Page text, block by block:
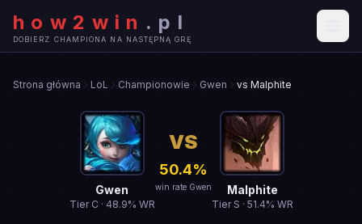
how2win . pl
DOBIERZ CHAMPIONA NA NASTĘPNĄ GRĘ
Strona główna LoL Championowie Gwen vs Malphite
Gwen
Tier C · 48.9% WR
VS
50.4%
win rate Gwen Malphite
Tier S · 51.4% WR